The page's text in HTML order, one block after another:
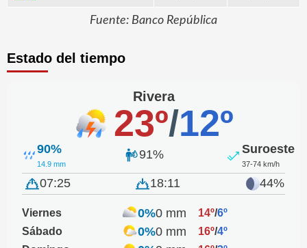
Fuente: Banco República
Estado del tiempo
Rivera
23º/12º
90%
14.9 mm
91% Suroeste
37-74 km/h
07:25 18:11 44%
Viernes 0%0 mm 14º/6º
Sábado
0%0 mm 16º/4º